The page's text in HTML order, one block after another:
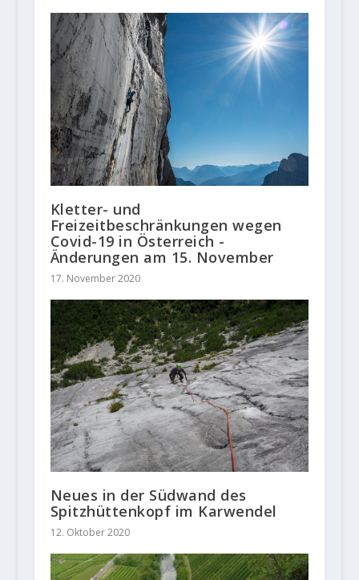
Kletter- und
Freizeitbeschränkungen wegen
Covid-19 in Österreich -
Änderungen am 15. November
17. November 2020
Neues in der Südwand des
Spitzhüttenkopf im Karwendel
12. Oktober 2020